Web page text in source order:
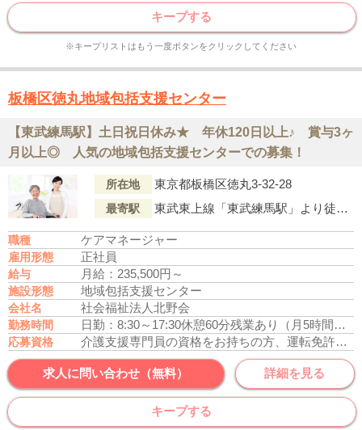
キープする
※キープリストはもう一度ボタンをクリックしてください
板橋区徳丸地域包括支援センター
【東武練馬駅】土日祝日休み★ 年休120日以上♪ 賞与3ヶ
月以上◎ 人気の地域包括支援センターでの募集！
所在地 東京都板橋区徳丸3-32-28
最寄駅 東武東上線「東武練馬駅」より徒歩13分
職種 ケアマネージャー
雇用形態 正社員
給与 月給：235,500円～
施設形態 地域包括支援センター
会社名 社会福祉法人北野会
勤務時間 日勤：8:30～17:30休憩60分残業あり（月5時間程度）
応募資格 介護支援専門員の資格をお持ちの方、運転免許あれば尚可
求人に問い合わせ（無料） 詳細を見る
キープする